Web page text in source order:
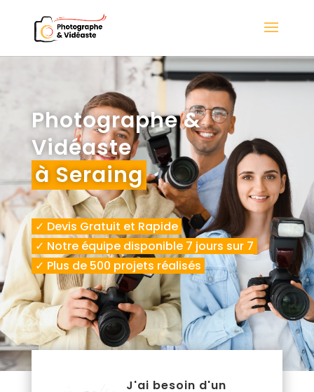
Photographe &
Vidéaste
à Seraing
✓ Devis Gratuit et Rapide
✓ Notre équipe disponible 7 jours sur 7
✓ Plus de 500 projets réalisés
J'ai besoin d'un